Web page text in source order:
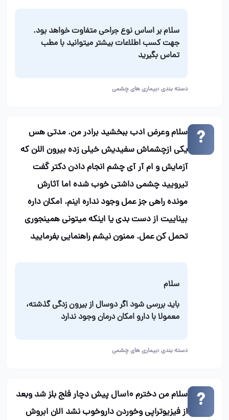
سلام بر اساس نوع جراحی متفاوت خواهد بود.
جهت کسب اطلاعات بیشتر میتوانید با مطب
تماس بگیرید
دسته بندی :بیماری های چشمی
سلام وعرض ادب ببخشید برادر من. مدتی هس
یکی ازچشماش سفیدیش خیلی زده بیرون اللن که
آزمایش و ام آر آی چشم انجام دادن دکتر گفت
تیرویید چشمی داشتی خوب شده اما آثارش
مونده راهی جز عمل وجود نداره اینم. امکان داره
بیناییت از دست بدی یا اینکه میتونی همینجوری
تحمل کن عمل. ممنون نیشم راهنمایی بفرمایید
سلام
باید بررسی شود اگر دوسال از بیرون زدگی گذشته،
معمولا با دارو امکان درمان وجود ندارد
دسته بندی :بیماری های چشمی
سلام من دخترم ۱۰سال پیش دچار فلج بلز شد وبعد
از فیزیوتراپی وخوردن داروخوب نشد الان ابروش